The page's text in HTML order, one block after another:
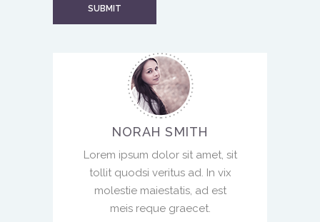
NORAH SMITH
Lorem ipsum dolor sit amet, sit
tollit quodsi veritus ad. In vix
molestie maiestatis, ad est
meis reque graecet.